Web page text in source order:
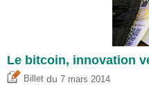
Le bitcoin, innovation
Billet du 7 mars 2014